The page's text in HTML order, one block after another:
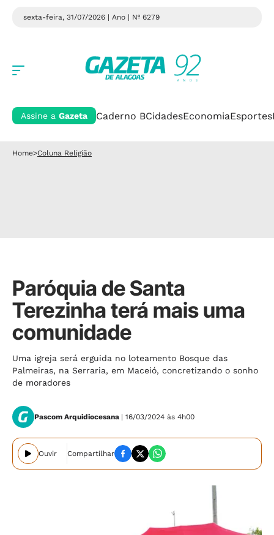
sexta-feira, 31/07/2026 | Ano | Nº 6279
Assine a Gazeta Caderno BCidadesEconomiaEsportes
Home>Coluna Religião
Paróquia de Santa
Terezinha terá mais uma
comunidade
Uma igreja será erguida no loteamento Bosque das
Palmeiras, na Serraria, em Maceió, concretizando o sonho
de moradores
Pascom Arquidiocesana | 16/03/2024 às 4h00
Ouvir Compartilhar